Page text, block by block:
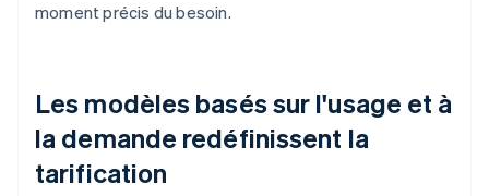
moment précis du besoin.
Les modèles basés sur l'usage et à
la demande redéfinissent la
tarification